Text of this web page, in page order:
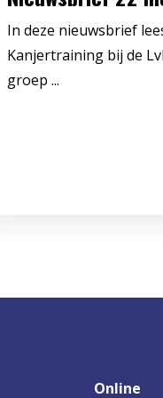
In deze nieuwsbrief
Kanjertraining bij de
groep ...
Online